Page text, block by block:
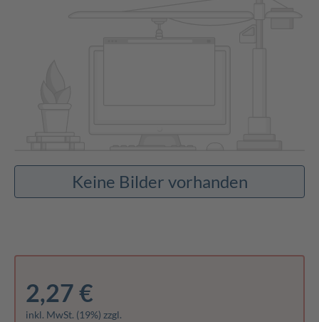
Keine Bilder vorhanden
2,27 €
inkl. MwSt. (19%) zzgl.